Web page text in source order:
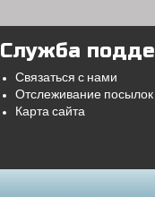
Служба
Связаться с нами
Отслеживание посылок
Карта сайта